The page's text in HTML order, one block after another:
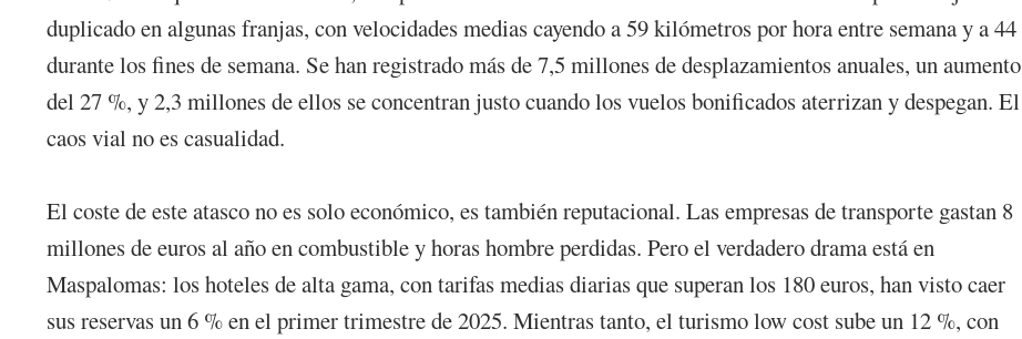
duplicado en algunas franjas, con velocidades medias cayendo a 59 kilómetros por hora entre semana y a 44
durante los fines de semana. Se han registrado más de 7,5 millones de desplazamientos anuales, un aumento
del 27 %, y 2,3 millones de ellos se concentran justo cuando los vuelos bonificados aterrizan y despegan. El
caos vial no es casualidad.
El coste de este atasco no es solo económico, es también reputacional. Las empresas de transporte gastan 8
millones de euros al año en combustible y horas hombre perdidas. Pero el verdadero drama está en
Maspalomas: los hoteles de alta gama, con tarifas medias diarias que superan los 180 euros, han visto caer
sus reservas un 6 % en el primer trimestre de 2025. Mientras tanto, el turismo low cost sube un 12 %, con